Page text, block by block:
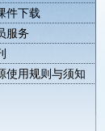
件下载
服务
使用规则与须知